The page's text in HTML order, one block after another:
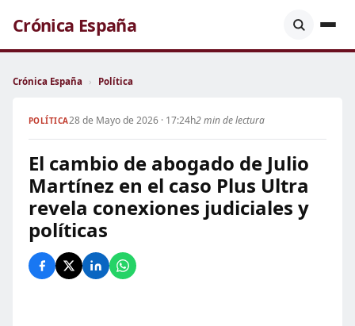
Crónica España
Crónica España › Política
POLÍTICA28 de Mayo de 2026 · 17:24h2 min de lectura
El cambio de abogado de Julio
Martínez en el caso Plus Ultra
revela conexiones judiciales y
políticas